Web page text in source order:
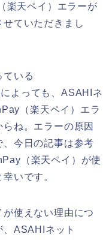
楽天ペイ）エラーが
ていただきまし
ている
よっても、ASAHIネ
（楽天ペイ）エラ
ね。エラーの原因
今日の記事は参考
（楽天ペイ）が使
いです。
使えない理由につ
ASAHIネット